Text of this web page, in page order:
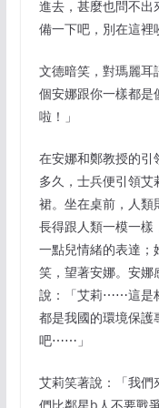
進去，甚麼也問不出
備一下吧，別在這裡
文德暗笑，對瑪麗耳
個安娜跟你一樣都是
啦！」
在安娜和鄭教授的引
多久，士兵便引領
裙。坐在桌前，人類
長得跟人類一模一樣
一點兒情緒的表達；
笑，望著安娜。安娜
說：「艾莉⋯⋯這是
都是我國的環境保護
吧⋯⋯」
艾莉笑著說：「我們